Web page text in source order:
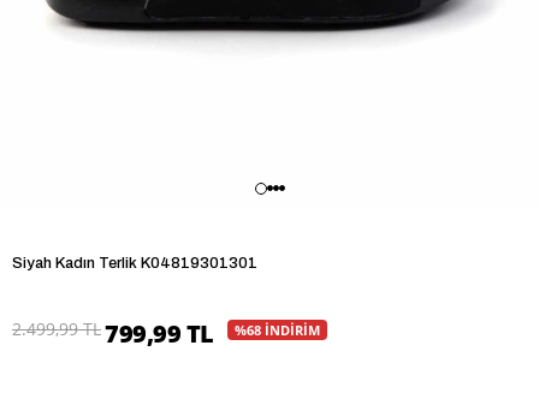
Siyah Kadın Terlik K04819301301
Son 1 günde
2.499,99 TL799,99 TL %68 İNDİRİM